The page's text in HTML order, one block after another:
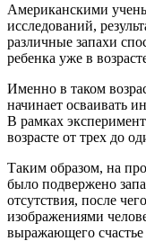
Американскими
исследований,
различные запахи
ребенка уже в
Именно в таком
начинает осваивать
В рамках
возрасте от трех до
Таким образом, на
было подвержено
отсутствия, после чего
изображениями
выражающего счастье